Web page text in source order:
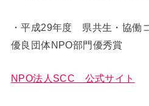
・平成29年度 県共生・協働
優良団体NPO部門優秀賞
NPO法人SCC 公式サイト